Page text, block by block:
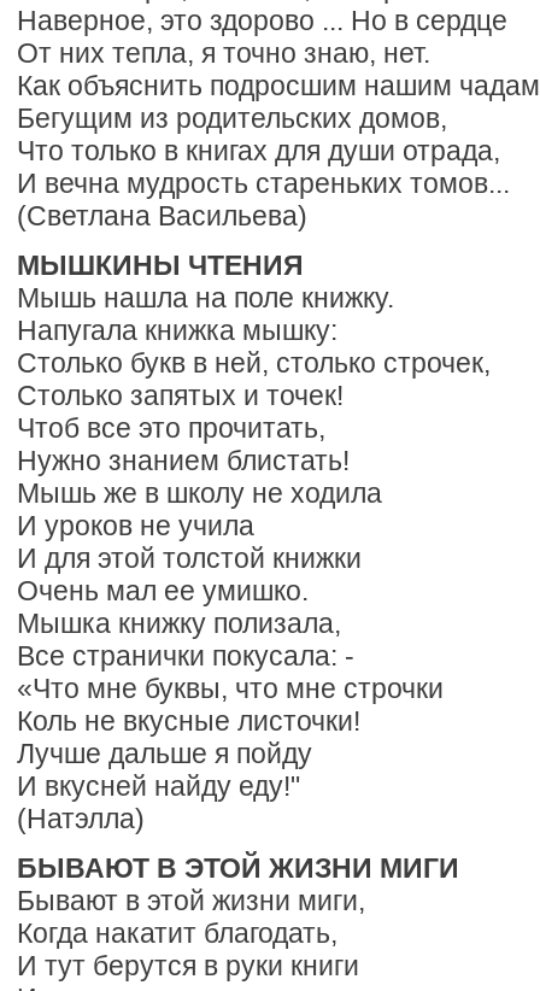
Наверное, это здорово ... Но в сердце
От них тепла, я точно знаю, нет.
Как объяснить подросшим нашим
Бегущим из родительских домов,
Что только в книгах для души отрада,
И вечна мудрость стареньких томов...
(Светлана Васильева)
МЫШКИНЫ ЧТЕНИЯ
Мышь нашла на поле книжку.
Напугала книжка мышку:
Столько букв в ней, столько строчек,
Столько запятых и точек!
Чтоб все это прочитать,
Нужно знанием блистать!
Мышь же в школу не ходила
И уроков не учила
И для этой толстой книжки
Очень мал ее умишко.
Мышка книжку полизала,
Все странички покусала: -
«Что мне буквы, что мне строчки
Коль не вкусные листочки!
Лучше дальше я пойду
И вкусней найду еду!"
(Натэлла)
БЫВАЮТ В ЭТОЙ ЖИЗНИ МИГИ
Бывают в этой жизни миги,
Когда накатит благодать,
И тут берутся в руки книги